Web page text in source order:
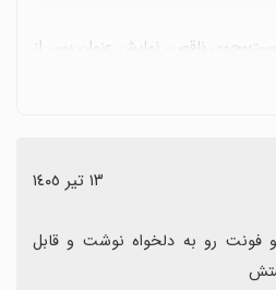
ناقص، نمایش عنوان پس از
پس از ذخیره اشاره کرده‌اند که
موارد فرصتی برای بهبود هستند.
طراحی مانند فونت‌های دلخواه،
امکان تعیین تیتر و ویرایش سریع‌تر
١٣ تیر ١٤٠٥